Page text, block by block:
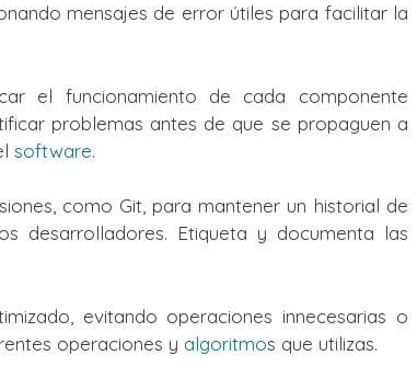
mensajes de error útiles para facilitar la
el funcionamiento de cada componente
problemas antes de que se propaguen a
software.
como Git, para mantener un historial de
desarrolladores. Etiqueta y documenta las
evitando operaciones innecesarias o
operaciones y algoritmos que utilizas.